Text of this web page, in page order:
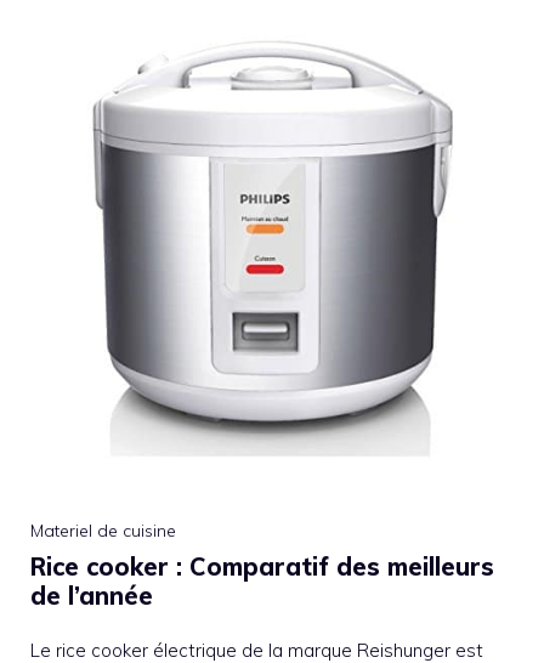
Materiel de cuisine
Rice cooker : Comparatif des meilleurs
de l’année
Le rice cooker électrique de la marque Reishunger est